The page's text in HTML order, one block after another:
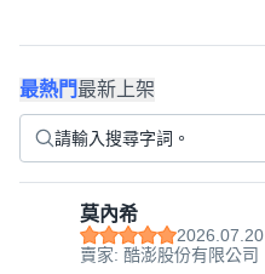
最熱門最新上架
莫內希
2026.07.20
賣家: 酷澎股份有限公司